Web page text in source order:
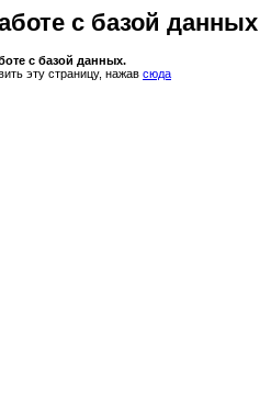
с базой данных
с базой данных.
эту страницу, нажав сюда